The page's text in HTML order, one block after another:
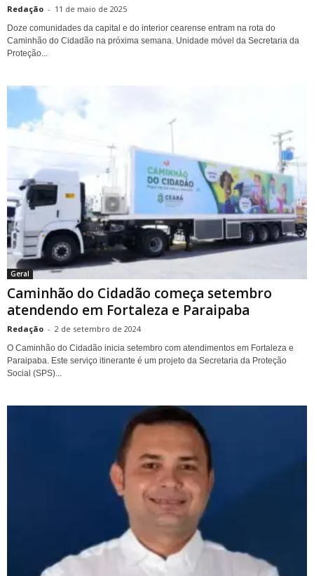
Redação - 11 de maio de 2025
Doze comunidades da capital e do interior cearense entram na rota do
Caminhão do Cidadão na próxima semana. Unidade móvel da Secretaria da
Proteção...
Geral
Caminhão do Cidadão começa setembro
atendendo em Fortaleza e Paraipaba
Redação - 2 de setembro de 2024
O Caminhão do Cidadão inicia setembro com atendimentos em Fortaleza e
Paraipaba. Este serviço itinerante é um projeto da Secretaria da Proteção
Social (SPS)...